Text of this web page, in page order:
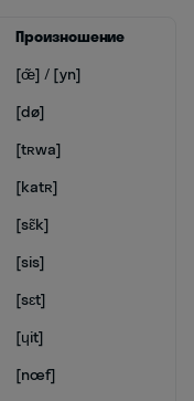
Произношение
[œ̃] / [yn]
[dø]
[tʀwa]
[katʀ]
[sɛ̃k]
[sis]
[sɛt]
[ɥit]
[nœf]